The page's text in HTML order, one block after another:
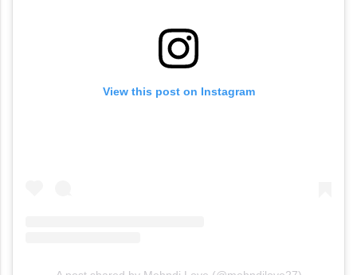
View this post on Instagram